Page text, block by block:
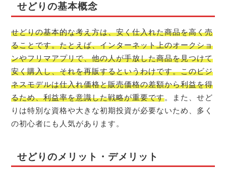
せどりの基本概念
せどりの基本的な考え方は、安く仕入れた商品を高く売
ることです。たとえば、インターネット上のオークショ
ンやフリマアプリで、他の人が手放した商品を見つけて
安く購入し、それを再販するというわけです。このビジ
ネスモデルは仕入れ価格と販売価格の差額から利益を得
るため、利益率を意識した戦略が重要です。また、せど
りは特別な資格や大きな初期投資が必要ないため、多く
の初心者にも人気があります。
せどりのメリット・デメリット